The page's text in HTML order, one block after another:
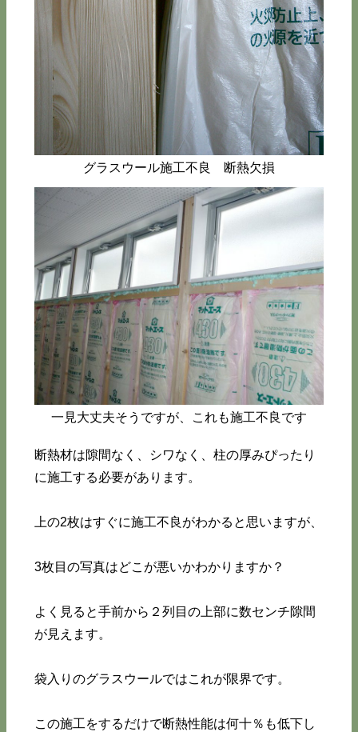
グラスウール施工不良 断熱欠損
一見大丈夫そうですが、これも施工不良です
断熱材は隙間なく、シワなく、柱の厚みぴったり
に施工する必要があります。
上の2枚はすぐに施工不良がわかると思いますが、
3枚目の写真はどこが悪いかわかりますか？
よく見ると手前から２列目の上部に数センチ隙間
が見えます。
袋入りのグラスウールではこれが限界です。
この施工をするだけで断熱性能は何十％も低下し